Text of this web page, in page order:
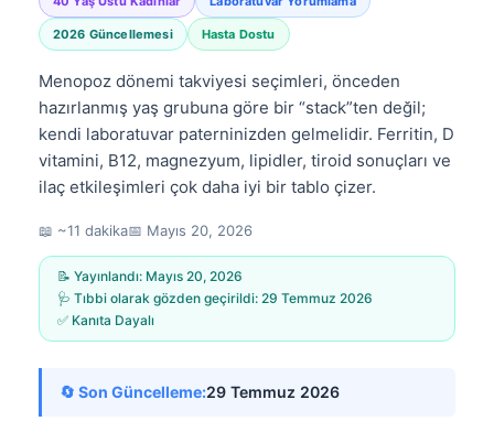
2026 Güncellemesi Hasta Dostu
Menopoz dönemi takviyesi seçimleri, önceden
hazırlanmış yaş grubuna göre bir “stack”ten değil;
kendi laboratuvar paterninizden gelmelidir. Ferritin, D
vitamini, B12, magnezyum, lipidler, tiroid sonuçları ve
ilaç etkileşimleri çok daha iyi bir tablo çizer.
📖 ~11 dakika📅 Mayıs 20, 2026
📝 Yayınlandı: Mayıs 20, 2026
🩺 Tıbbi olarak gözden geçirildi: 29 Temmuz 2026
✅ Kanıta Dayalı
🔄 Son Güncelleme:29 Temmuz 2026